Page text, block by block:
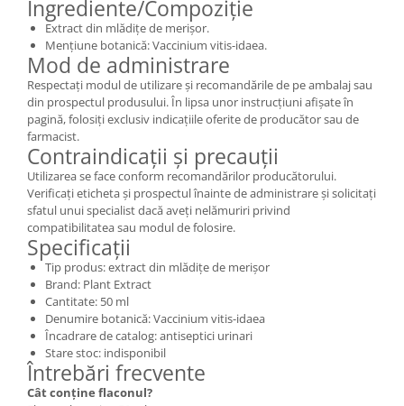
Ingrediente/Compoziție
Extract din mlădițe de merișor.
Mențiune botanică: Vaccinium vitis-idaea.
Mod de administrare
Respectați modul de utilizare și recomandările de pe ambalaj sau
din prospectul produsului. În lipsa unor instrucțiuni afișate în
pagină, folosiți exclusiv indicațiile oferite de producător sau de
farmacist.
Contraindicații și precauții
Utilizarea se face conform recomandărilor producătorului.
Verificați eticheta și prospectul înainte de administrare și solicitați
sfatul unui specialist dacă aveți nelămuriri privind
compatibilitatea sau modul de folosire.
Specificații
Tip produs: extract din mlădițe de merișor
Brand: Plant Extract
Cantitate: 50 ml
Denumire botanică: Vaccinium vitis-idaea
Încadrare de catalog: antiseptici urinari
Stare stoc: indisponibil
Întrebări frecvente
Cât conține flaconul?